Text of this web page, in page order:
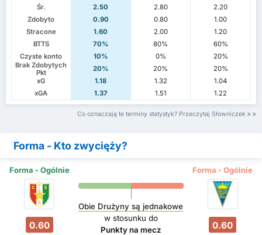
Śr.
2.50 2.80
2.20
Zdobyto
0.90 0.80
1.00
Stracone
1.60 2.00
1.20
BTTS
70% 80%
60%
Czyste konto
10% 0%
20%
Brak Zdobytych
Pkt
20% 20%
20%
xG
1.18 1.32
1.04
xGA
1.37 1.51 1.22
Co oznaczają te terminy statystyk? Przeczytaj Słowniczek
Forma - Kto zwycięży?
Forma - Ogólnie Forma - Ogólnie
0.60
Obie Drużyny są jednakowe
w stosunku do
Punkty na mecz
0.60